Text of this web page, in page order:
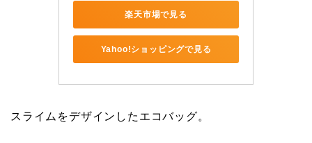
楽天市場で見る
Yahoo!ショッピングで見る
スライムをデザインしたエコバッグ。